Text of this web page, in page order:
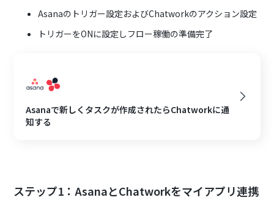
Asanaのトリガー設定およびChatworkのアクション設定
トリガーをONに設定しフロー稼働の準備完了
Asanaで新しくタスクが作成されたらChatworkに通
知する
ステップ1：AsanaとChatworkをマイアプリ連携